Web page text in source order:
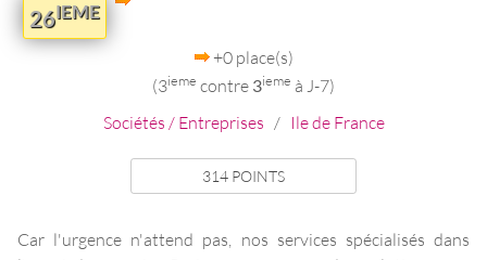
26IEME
+0 place(s)
(3ieme contre 3ieme à J-7)
Sociétés / Entreprises / Ile de France
314 POINTS
Car l'urgence n'attend pas, nos services spécialisés dans